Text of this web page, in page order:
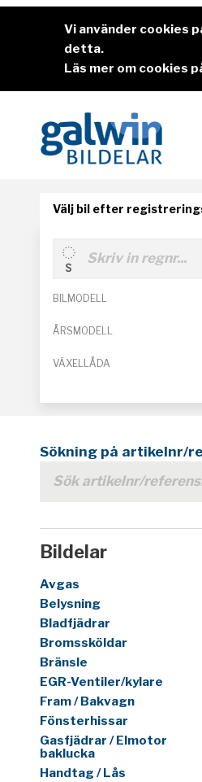
Vi använder cookies
detta.
Läs mer om cookies
Välj bil efter
BILMODELL
ÅRSMODELL
VÄXELLÅDA
Sökning på artikelnr/
Bildelar
Avgas
Belysning
Bladfjädrar
Bromssköldar
Bränsle
EGR-Ventiler/kylare
Fram / Bakvagn
Fönsterhissar
Gasfjädrar / Elmotor
baklucka
Handtag / Lås